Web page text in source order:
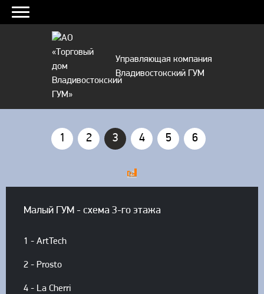
Управляющая компания
Владивостокский ГУМ
1 2 3 4 5 6
Малый ГУМ - схема 3-го этажа
1 - ArtTech
2 - Prosto
4 - La Cherri